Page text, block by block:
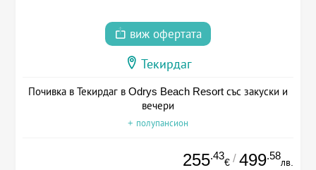
виж офертата
Текирдаг
Почивка в Текирдаг в Odrys Beach Resort със закуски и
вечери
+ полупансион
255.43
€ / 499.58
лв.